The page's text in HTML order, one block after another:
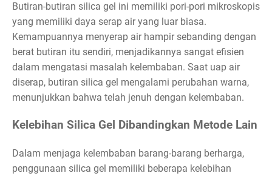
Butiran-butiran silica gel ini memiliki pori-pori mikroskopis
yang memiliki daya serap air yang luar biasa.
Kemampuannya menyerap air hampir sebanding dengan
berat butiran itu sendiri, menjadikannya sangat efisien
dalam mengatasi masalah kelembaban. Saat uap air
diserap, butiran silica gel mengalami perubahan warna,
menunjukkan bahwa telah jenuh dengan kelembaban.
Kelebihan Silica Gel Dibandingkan Metode Lain
Dalam menjaga kelembaban barang-barang berharga,
penggunaan silica gel memiliki beberapa kelebihan